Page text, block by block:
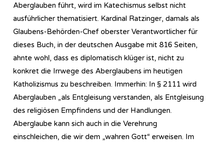
Aberglauben führt, wird im Katechismus selbst nicht
ausführlicher thematisiert. Kardinal Ratzinger, damals als
Glaubens-Behörden-Chef oberster Verantwortlicher für
dieses Buch, in der deutschen Ausgabe mit 816 Seiten,
ahnte wohl, dass es diplomatisch klüger ist, nicht zu
konkret die Irrwege des Aberglaubens im heutigen
Katholizismus zu beschreiben. Immerhin: In § 2111 wird
Aberglauben „als Entgleisung verstanden, als Entgleisung
des religiösen Empfindens und der Handlungen.
Aberglaube kann sich auch in die Verehrung
einschleichen, die wir dem „wahren Gott“ erweisen. Im